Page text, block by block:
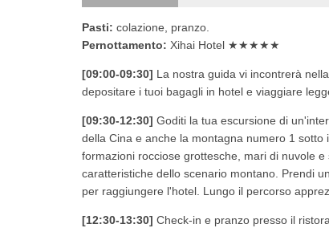
Pasti: colazione, pranzo.
Pernottamento: Xihai Hotel ★★★★★
[09:00-09:30] La nostra guida vi incontrerà
depositare i tuoi bagagli in hotel e viaggiare
[09:30-12:30] Goditi la tua escursione di
della Cina e anche la montagna numero 1
formazioni rocciose grottesche, mari di nuvole
caratteristiche dello scenario montano. Prendi
per raggiungere l'hotel. Lungo il percorso
[12:30-13:30] Check-in e pranzo presso il